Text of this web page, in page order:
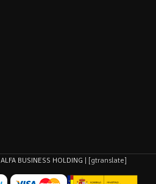
ALFA BUSINESS HOLDING | [gtranslate]